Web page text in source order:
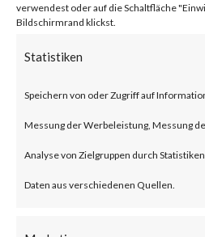
verwendest oder auf die Schaltfläche
Bildschirmrand klickst.
Statistiken
Speichern von oder Zugriff auf
Messung der Werbeleistung, Messung
Analyse von Zielgruppen durch
Daten aus verschiedenen Quellen.
root access via a
vulnerability has a
score of 8.8 and
Why is this